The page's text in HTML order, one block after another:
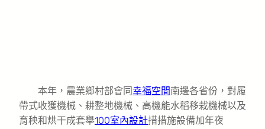
本年，農業鄉村部會同 幸福空間南邊各省份，對履
帶式收獲機械、耕整地機械、高機能水稻移栽機械以及
育秧和烘干成套舉100室內設計措措施設備加年夜